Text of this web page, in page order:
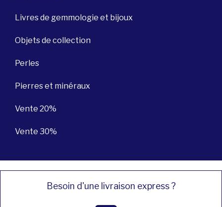
Livres de gemmologie et bijoux
Objets de collection
Perles
Pierres et minéraux
Vente 20%
Vente 30%
Besoin d'une livraison express ?